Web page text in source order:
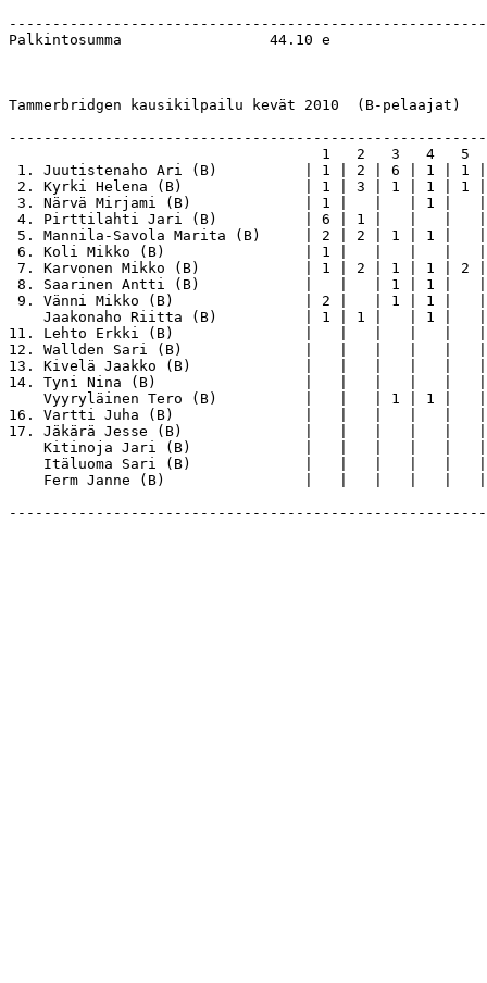
Palkintosumma                 44.10 e
Tammerbridgen kausikilpailu kevät 2010  (B-pelaajat)
1   2   3   4   5
1. Juutistenaho Ari (B)          | 1 | 2 | 6 | 1 |
2. Kyrki Helena (B)              | 1 | 3 | 1 | 1 |
3. Närvä Mirjami (B)             | 1 |   |   | 1 |
4. Pirttilahti Jari (B)          | 6 | 1 |   |   |
5. Mannila-Savola Marita (B)     | 2 | 2 | 1 |
6. Koli Mikko (B)                | 1 |   |   |
7. Karvonen Mikko (B)            | 1 | 2 | 1 |
8. Saarinen Antti (B)            |   |   | 1 | 1
9. Vänni Mikko (B)               | 2 |   | 1 |
Jaakonaho Riitta (B)          | 1 | 1 |   | 1 |
11. Lehto Erkki (B)               |   |   |   |
12. Wallden Sari (B)              |   |   |   |
13. Kivelä Jaakko (B)             |   |   |   |
14. Tyni Nina (B)                 |   |   |   |   |
Vyyryläinen Tero (B)          |   |   | 1 | 1 |
16. Vartti Juha (B)               |   |   |   |
17. Jäkärä Jesse (B)              |   |   |   |
Kitinoja Jari (B)             |   |   |   |   |
Itäluoma Sari (B)             |   |   |   |   |
Ferm Janne (B)                |   |   |   |   |